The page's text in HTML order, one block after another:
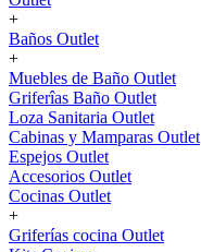
+
Baños Outlet
+
Muebles de Baño Outlet
Griferîas Baño Outlet
Loza Sanitaria Outlet
Cabinas y Mamparas Outlet
Espejos Outlet
Accesorios Outlet
Cocinas Outlet
+
Griferías cocina Outlet